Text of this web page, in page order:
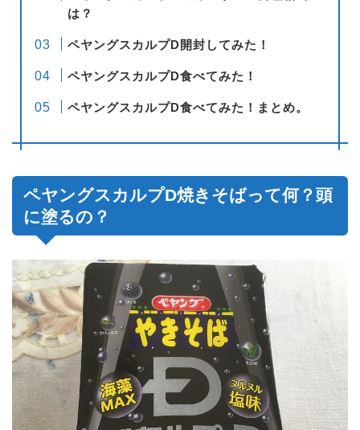
は？
ペヤングスカルプD開封してみた！
ペヤングスカルプD食べてみた！
ペヤングスカルプD食べてみた！まとめ。
ペヤングスカルプD焼きそばって何？頭
に塗るの？